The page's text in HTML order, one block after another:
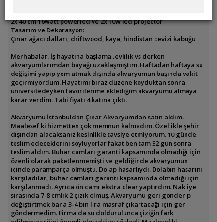
2x 40 cm 16watt powerled ve 2x 10w led projectör
Tasarım ve Dekorasyon:
Çınar ağacı dalları, driftwood, kaya, hindistan cevizi kabuğu
Merhabalar. İş hayatına başlama ,evlilik vs derken
akvaryumlarımdan bayağı uzaklaşmıştım. Haftadan haftaya su
değişimi yapıp yem atmak dışında akvaryumun başında vakit
geçirmiyordum. Hayatımı biraz düzene koyduktan sonra
üniversitedeyken favorilerime eklediğim akvaryumu almaya
karar verdim. Tabi fiyatı 4 katına çıktı.
Akvaryumu İstanbuldan Çınar Akvaryumdan satın aldım.
Maalesef ki hizmetten çok memnun kalmadım. Özellikle şehir
dışından alacaksanız kesinlikle tavsiye etmiyorum. 10 günde
teslim edeceklerini söylüyorlar fakat ben tam 32 gün sonra
teslim aldım. Buhar camları garanti kapsamında olmadığı için
özenli olarak paketlenmemişti ve geldiğinde akvaryumun
içinde paramparça olmuştu. Dolap hasarlıydı. Dolabın hasarını
karşıladılar, buhar camları garanti kapsamında olmadığı için
karşılanmadı. Ayrıca ön camı ekstra clear yaptırdım. Nakliye
sırasında 7-8 cmlik 2 çizik olmuş. Akvaryumu geri gönderip
değiştirtmek bana 3-4 bin lira masraf çıkartacağı için geri
göndermedim. Firma da su doldurulunca çiziğin fark